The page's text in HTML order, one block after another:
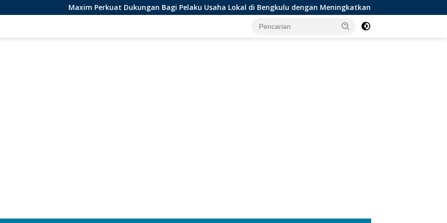
Maxim Perkuat Dukungan Bagi Pelaku Usaha Lokal di Bengkulu dengan Meningkatkan Ruang Publik dan Kebersihan Pasar